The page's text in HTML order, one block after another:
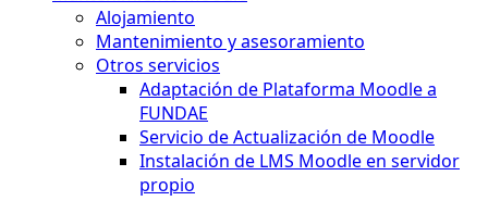
Alojamiento
Mantenimiento y asesoramiento
Otros servicios
Adaptación de Plataforma Moodle a
FUNDAE
Servicio de Actualización de Moodle
Instalación de LMS Moodle en servidor
propio